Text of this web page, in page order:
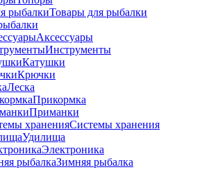
Товары для рыбалки
Аксессуары
Инструменты
Катушки
Крючки
Леска
Прикормка
Приманки
Системы хранения
Удилища
Электроника
Зимняя рыбалка